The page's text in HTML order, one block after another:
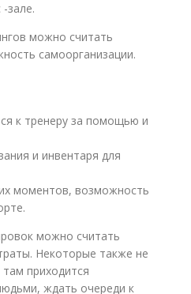
зале.
можно считать
самоорганизации.
к тренеру за помощью и
и инвентаря для
моментов, возможность
можно считать
Некоторые также не
приходится
ждать очереди к